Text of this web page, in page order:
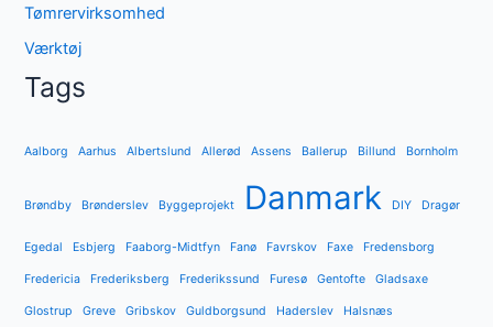
Tømrervirksomhed
Værktøj
Tags
Aalborg Aarhus Albertslund Allerød Assens Ballerup Billund Bornholm
Brøndby Brønderslev Byggeprojekt Danmark DIY Dragør
Egedal Esbjerg Faaborg-Midtfyn Fanø Favrskov Faxe Fredensborg
Fredericia Frederiksberg Frederikssund Furesø Gentofte Gladsaxe
Glostrup Greve Gribskov Guldborgsund Haderslev Halsnæs